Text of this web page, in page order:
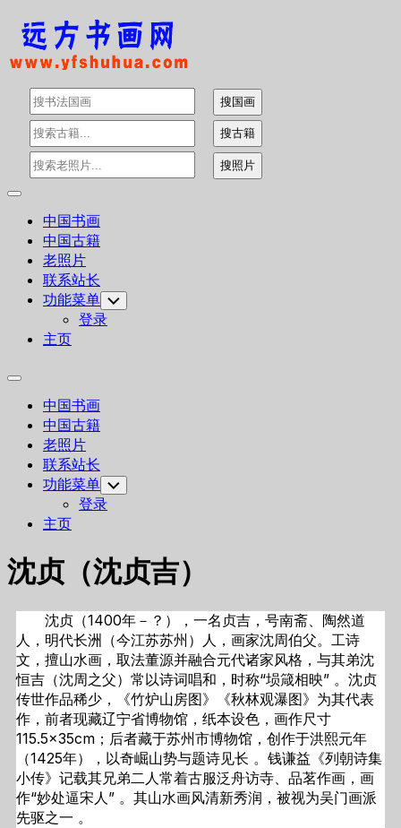
Skip
content
Expand
中国书画
中国古籍
老照片
联系站长
功能菜单 Toggle
Child
Menu
登录
主页
Expand
中国书画
中国古籍
老照片
联系站长
功能菜单 Toggle
Child
Menu
登录
主页
沈贞（沈贞吉）
沈贞（1400年－？），一名贞吉，号南斋、陶然道
人，明代长洲（今江苏苏州）人，画家沈周伯父。工诗
文，擅山水画，取法董源并融合元代诸家风格，与其弟沈
恒吉（沈周之父）常以诗词唱和，时称“埙箴相映” 。沈贞
传世作品稀少，《竹炉山房图》《秋林观瀑图》为其代表
作，前者现藏辽宁省博物馆，纸本设色，画作尺寸
115.5×35cm；后者藏于苏州市博物馆，创作于洪熙元年
（1425年），以奇崛山势与题诗见长 。钱谦益《列朝诗集
小传》记载其兄弟二人常着古服泛舟访寺、品茗作画，画
作“妙处逼宋人” 。其山水画风清新秀润，被视为吴门画派
先驱之一 。